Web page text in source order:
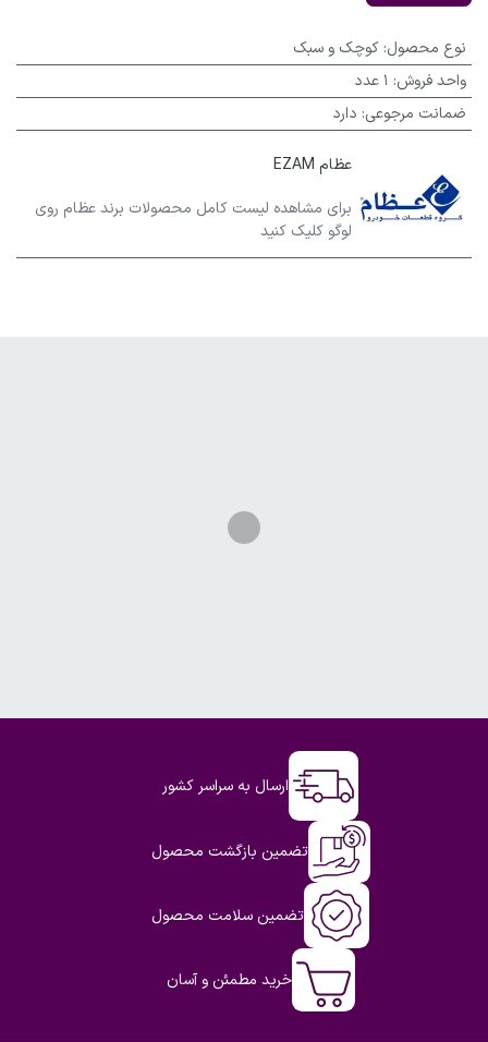
نوع محصول: کوچک و سبک
واحد فروش: 1 عدد
ضمانت مرجوعی: دارد
عظام EZAM
برای مشاهده لیست کامل محصولات برند عظام روی
لوگو کلیک کنید
ارسال به سراسر کشور
تضمین بازگشت محصول
تضمین سلامت محصول
خرید مطمئن و آسان